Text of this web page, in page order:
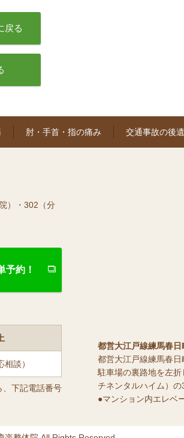
戻る
肘・手首・指の痛み 交通事故の後
）・302（分
予約！
談）
、下記電話番号
都営大江戸線練馬春日
都営大江戸線練馬春
駐車場の裏路地を左
チネンタルハイム）の
●マンション内エレベ